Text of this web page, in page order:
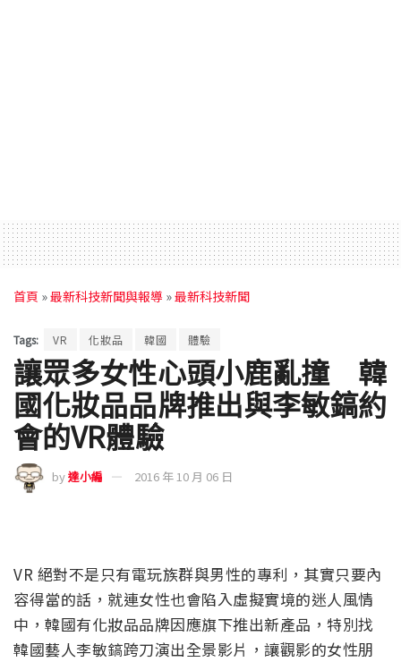
首頁 »最新科技新聞與報導 »最新科技新聞
Tags: VR 化妝品 韓國 體驗
讓眾多女性心頭小鹿亂撞 韓
國化妝品品牌推出與李敏鎬約
會的VR體驗
by達小編 2016 年 10 月 06 日
VR 絕對不是只有電玩族群與男性的專利，其實只要內
容得當的話，就連女性也會陷入虛擬實境的迷人風情
中，韓國有化妝品品牌因應旗下推出新產品，特別找
韓國藝人李敏鎬跨刀演出全景影片，讓觀影的女性朋